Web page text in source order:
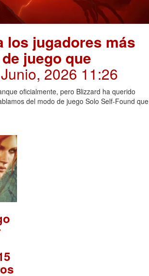
los jugadores más
juego que
2026 11:26
oficialmente, pero Blizzard ha querido
del modo de juego Solo Self-Found que